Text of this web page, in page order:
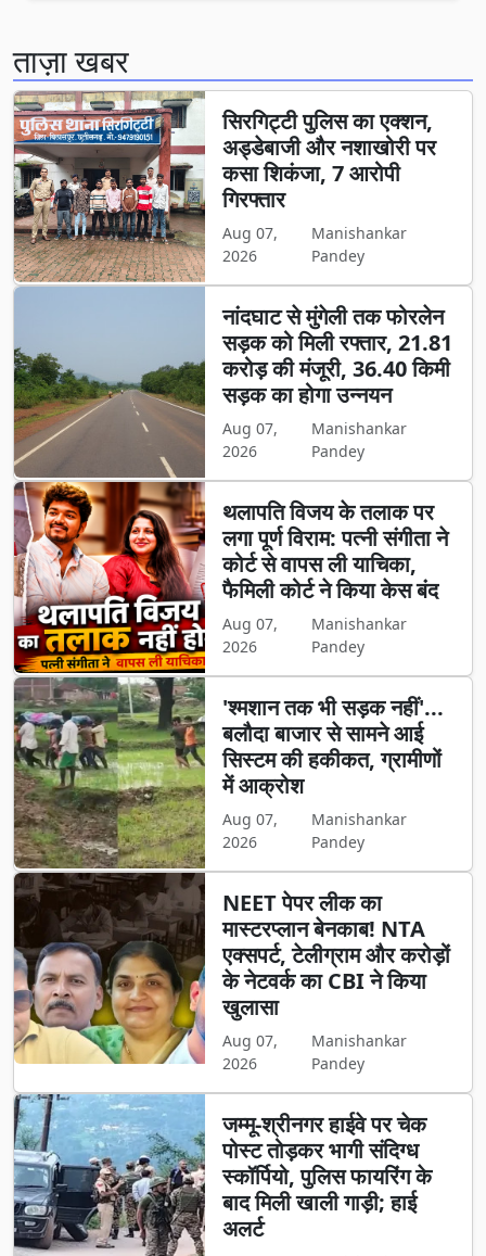
ताज़ा खबर
सिरगिट्टी पुलिस का एक्शन,
अड्डेबाजी और नशाखोरी पर
कसा शिकंजा, 7 आरोपी
गिरफ्तार
Aug 07,
2026
Manishankar
Pandey
नांदघाट से मुंगेली तक फोरलेन
सड़क को मिली रफ्तार, 21.81
करोड़ की मंजूरी, 36.40 किमी
सड़क का होगा उन्नयन
Aug 07,
2026
Manishankar
Pandey
थलापति विजय के तलाक पर
लगा पूर्ण विराम: पत्नी संगीता ने
कोर्ट से वापस ली याचिका,
फैमिली कोर्ट ने किया केस बंद
Aug 07,
2026
Manishankar
Pandey
'श्मशान तक भी सड़क नहीं'...
बलौदा बाजार से सामने आई
सिस्टम की हकीकत, ग्रामीणों
में आक्रोश
Aug 07,
2026
Manishankar
Pandey
NEET पेपर लीक का
मास्टरप्लान बेनकाब! NTA
एक्सपर्ट, टेलीग्राम और करोड़ों
के नेटवर्क का CBI ने किया
खुलासा
Aug 07,
2026
Manishankar
Pandey
जम्मू-श्रीनगर हाईवे पर चेक
पोस्ट तोड़कर भागी संदिग्ध
स्कॉर्पियो, पुलिस फायरिंग के
बाद मिली खाली गाड़ी; हाई
अलर्ट